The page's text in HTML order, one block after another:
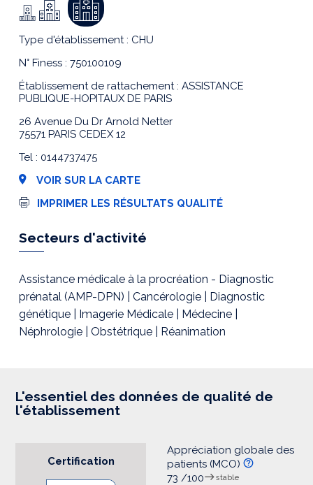
Type d'établissement : CHU
N° Finess : 750100109
Établissement de rattachement : ASSISTANCE
PUBLIQUE-HOPITAUX DE PARIS
26 Avenue Du Dr Arnold Netter
75571 PARIS CEDEX 12
Tel : 0144737475
VOIR SUR LA CARTE
I
e
s
i
o
n
IMPRIMER LES RÉSULTATS QUALITÉ
Secteurs d'activité
Assistance médicale à la procréation - Diagnostic
prénatal (AMP-DPN) | Cancérologie | Diagnostic
génétique | Imagerie Médicale | Médecine |
Néphrologie | Obstétrique | Réanimation
L'essentiel des données de qualité de
l'établissement
Certification
Appréciation globale des
patients (MCO)
73 /100
stable